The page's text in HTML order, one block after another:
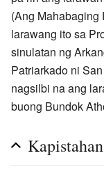
(Ang Mahabaging
larawang ito sa
sinulatan ng
Patriarkado ni
nagsilbi na ang
buong Bundok
Kapistahan